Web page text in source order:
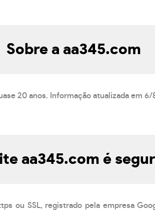
Sobre a aa345.com
20 anos. Informação atualizada em
aa345.com é
ou SSL, registrado pela empresa